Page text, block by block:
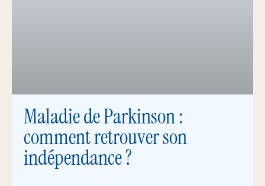
Maladie de Parkinson :
comment retrouver son
indépendance ?